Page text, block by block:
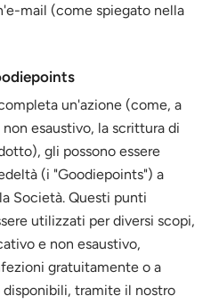
mail (come spiegato nella
un'azione (come, a
esaustivo, la scrittura di
gli possono essere
(i "Goodiepoints") a
Società. Questi punti
utilizzati per diversi scopi,
e non esaustivo,
gratuitamente o a
tramite il nostro